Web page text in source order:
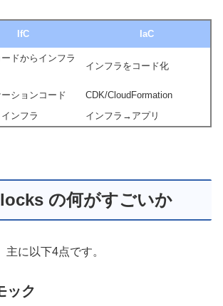
IfC IaC
ドからインフラ
インフラをコード化
ションコード
CDK/CloudFormation
ンフラ インフラ→アプリ
の何がすごいか
に以下4点です。
ック